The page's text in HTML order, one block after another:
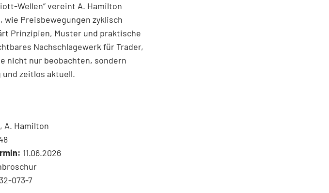
Wellen“ vereint A. Hamilton
Preisbewegungen zyklisch
Prinzipien, Muster und praktische
Nachschlagewerk für Trader,
nicht nur beobachten, sondern
zeitlos aktuell.
A. Hamilton
11.06.2026
073-7